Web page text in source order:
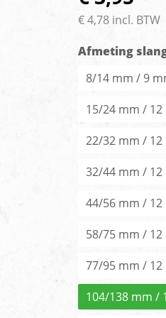
€ 4,78 incl. BTW
Afmeting
8/14 mm / 9
15/24 mm / 12
22/32 mm / 12
32/44 mm / 12
44/56 mm / 12
58/75 mm / 12
77/95 mm / 12
104/138 mm /